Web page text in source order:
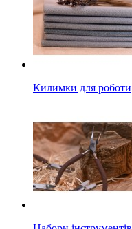
Килимки для роботи